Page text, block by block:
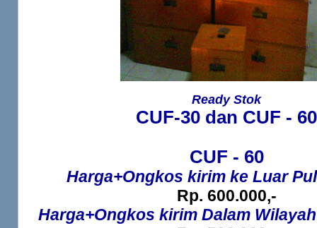
Ready Stok
CUF-30 dan CUF - 60
CUF - 60
Harga+Ongkos kirim ke Luar
Rp. 600.000,-
Harga+Ongkos kirim Dalam